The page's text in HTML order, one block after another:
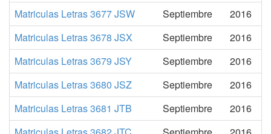
Matriculas Letras 3677 JSW
Septiembre
2016
Matriculas Letras 3678 JSX
Septiembre
2016
Matriculas Letras 3679 JSY
Septiembre
2016
Matriculas Letras 3680 JSZ
Septiembre
2016
Matriculas Letras 3681 JTB
Septiembre
2016